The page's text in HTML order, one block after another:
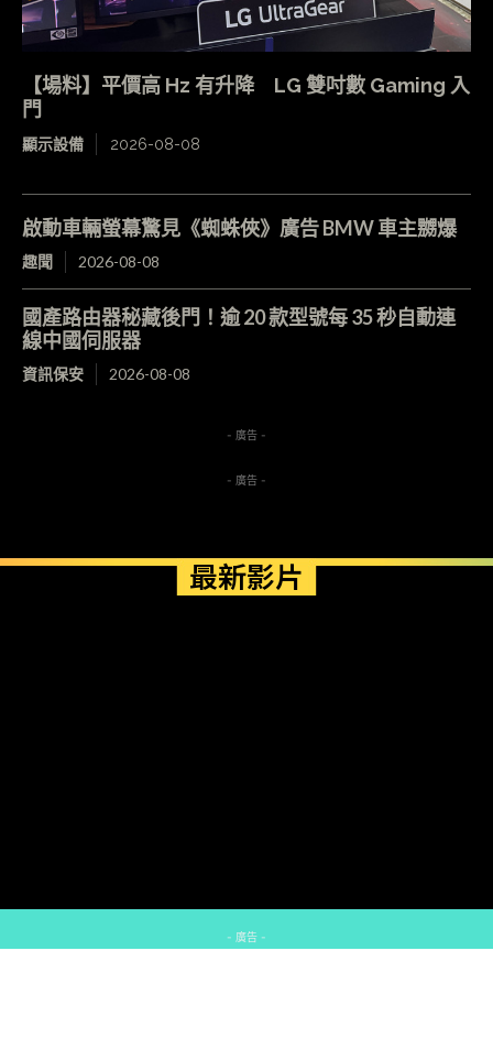
【場料】平價高 Hz 有升降 LG 雙吋數 Gaming 入
門
顯示設備 2026-08-08
啟動車輛螢幕驚見《蜘蛛俠》廣告 BMW 車主嬲爆
趣聞 2026-08-08
國產路由器秘藏後門！逾 20 款型號每 35 秒自動連
線中國伺服器
資訊保安 2026-08-08
- 廣告 -
- 廣告 -
最新影片
- 廣告 -